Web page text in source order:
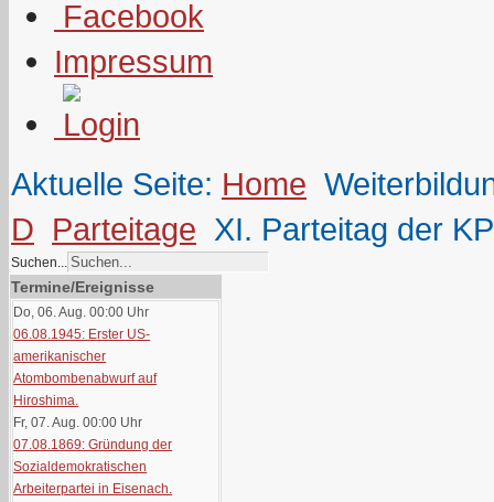
Impressum
Aktuelle Seite: Home
D Parteitage XI. Parteitag der
Suchen...
Termine/Ereignisse
Do, 06. Aug. 00:00 Uhr
06.08.1945: Erster US-
amerikanischer
Atombombenabwurf auf
Hiroshima.
Fr, 07. Aug. 00:00 Uhr
07.08.1869: Gründung der
Sozialdemokratischen
Arbeiterpartei in Eisenach.